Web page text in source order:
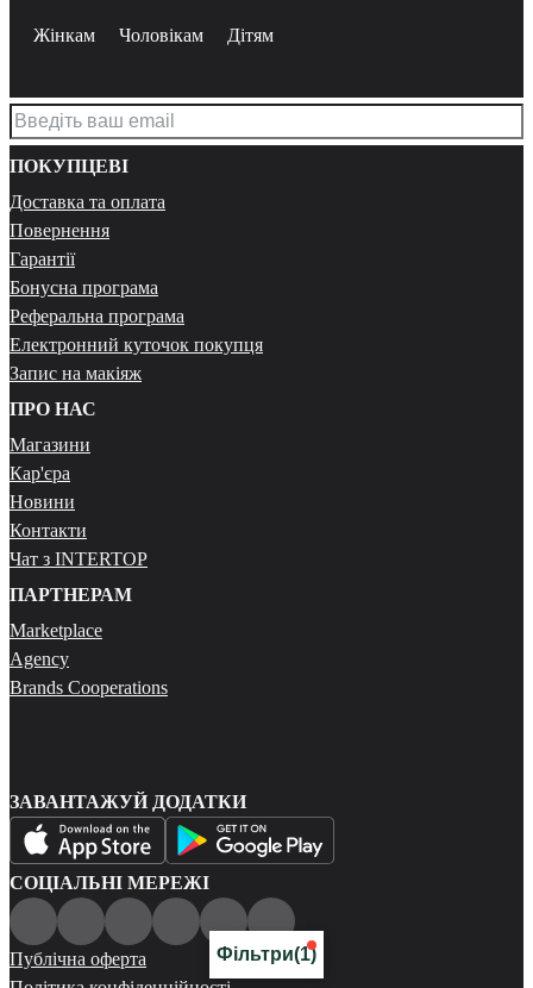
Фільтри(1)
Жінкам Чоловікам Дітям
ПОКУПЦЕВІ
Доставка та оплата
Повернення
Гарантії
Бонусна програма
Реферальна програма
Електронний куточок покупця
Запис на макіяж
ПРО НАС
Магазини
Кар'єра
Новини
Контакти
Чат з INTERTOP
ПАРТНЕРАМ
Marketplace
Agency
Brands Cooperations
ЗАВАНТАЖУЙ ДОДАТКИ
СОЦІАЛЬНІ МЕРЕЖІ
Публічна оферта